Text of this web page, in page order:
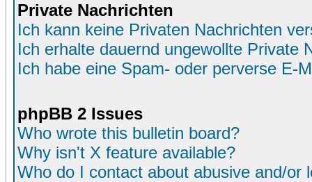
Private Nachrichten
Ich kann keine Privaten Nachrichten
Ich erhalte dauernd ungewollte Private
Ich habe eine Spam- oder perverse E-
phpBB 2 Issues
Who wrote this bulletin board?
Why isn't X feature available?
Who do I contact about abusive and/or